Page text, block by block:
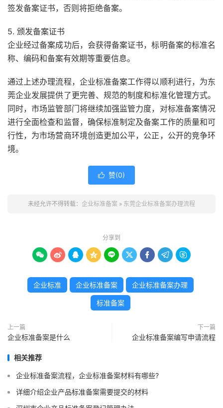
签发备案证书，否则将拒绝备案。
5. 颁发备案证书
企业经过备案成功后，会获得备案证书，标明备案的标准名
称、编码和备案有效期等重要信息。
通过上述办理流程，企业标准备案工作得以顺利进行，为东
莞企业发展提供了更完善、规范的制度和标准化管理方式。
同时，市场监管部门将继续加强监管力度，对标准备案情况
进行全面检查和监督，确保标准制定及备案工作的质量和可
行性，为市场营商环境创造更加公平，公正，公开的竞争环
境。
 赞(0)
未经允许不得转载： 企业标准备案 » 东莞企业标准备案办理流程
分享到
        
企业标准 企业标准备案 企业标准备案办理
标准备案
上一篇
企业标准备案是什么
下一篇
企业标准备案编写申请流程
相关推荐
企业标准备案流程，企业标准备案材料有哪些?
详细介绍企业产品标准备案需要提交的材料